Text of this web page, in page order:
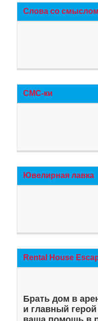
Слова со смыслом
СМС-ки
Ювелирная лавка
Rental House
Брать дом в
и главный